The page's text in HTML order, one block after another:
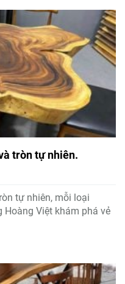
tròn tự nhiên.
tự nhiên, mỗi loại
Hoàng Việt khám phá vẻ